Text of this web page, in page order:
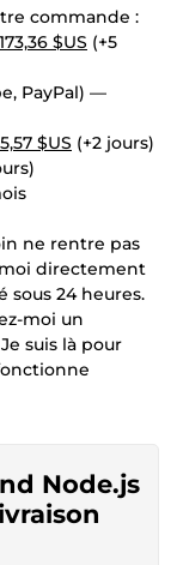
commande :
173,36 $US (+5
PayPal) —
$US (+2 jours)
ne rentre pas
directement
sous 24 heures.
moi un
suis là pour
Node.js